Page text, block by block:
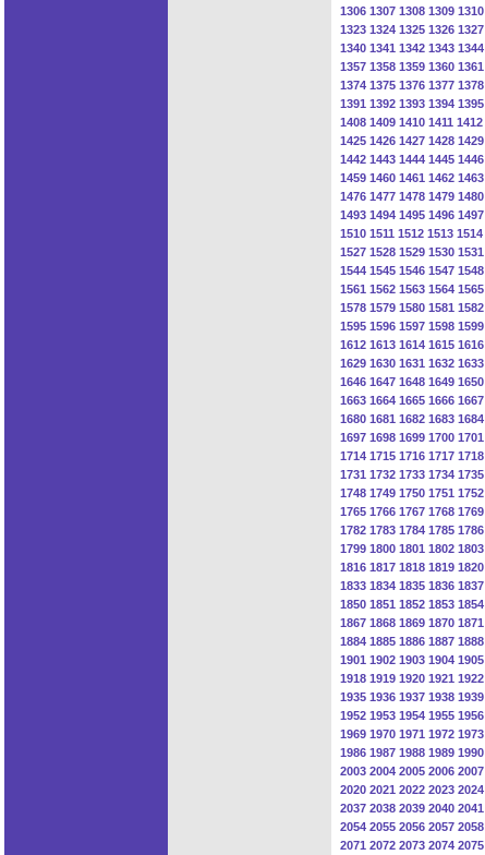
1306 1307 1308 1309 1310
1323 1324 1325 1326 1327
1340 1341 1342 1343 1344
1357 1358 1359 1360 1361
1374 1375 1376 1377 1378
1391 1392 1393 1394 1395
1408 1409 1410 1411 1412
1425 1426 1427 1428 1429
1442 1443 1444 1445 1446
1459 1460 1461 1462 1463
1476 1477 1478 1479 1480
1493 1494 1495 1496 1497
1510 1511 1512 1513 1514
1527 1528 1529 1530 1531
1544 1545 1546 1547 1548
1561 1562 1563 1564 1565
1578 1579 1580 1581 1582
1595 1596 1597 1598 1599
1612 1613 1614 1615 1616
1629 1630 1631 1632 1633
1646 1647 1648 1649 1650
1663 1664 1665 1666 1667
1680 1681 1682 1683 1684
1697 1698 1699 1700 1701
1714 1715 1716 1717 1718
1731 1732 1733 1734 1735
1748 1749 1750 1751 1752
1765 1766 1767 1768 1769
1782 1783 1784 1785 1786
1799 1800 1801 1802 1803
1816 1817 1818 1819 1820
1833 1834 1835 1836 1837
1850 1851 1852 1853 1854
1867 1868 1869 1870 1871
1884 1885 1886 1887 1888
1901 1902 1903 1904 1905
1918 1919 1920 1921 1922
1935 1936 1937 1938 1939
1952 1953 1954 1955 1956
1969 1970 1971 1972 1973
1986 1987 1988 1989 1990
2003 2004 2005 2006 2007
2020 2021 2022 2023 2024
2037 2038 2039 2040 2041
2054 2055 2056 2057 2058
2071 2072 2073 2074 2075